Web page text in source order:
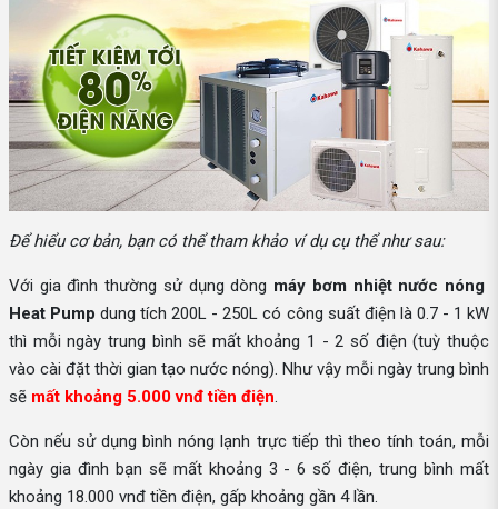
Để hiểu cơ bản, bạn có thể tham khảo ví dụ cụ thể như sau:
Với gia đình thường sử dụng dòng máy bơm nhiệt nước nóng
Heat Pump dung tích 200L - 250L có công suất điện là 0.7 - 1 kW
thì mỗi ngày trung bình sẽ mất khoảng 1 - 2 số điện (tuỳ thuộc
vào cài đặt thời gian tạo nước nóng). Như vậy mỗi ngày trung bình
sẽ mất khoảng 5.000 vnđ tiền điện.
Còn nếu sử dụng bình nóng lạnh trực tiếp thì theo tính toán, mỗi
ngày gia đình bạn sẽ mất khoảng 3 - 6 số điện, trung bình mất
khoảng 18.000 vnđ tiền điện, gấp khoảng gần 4 lần.